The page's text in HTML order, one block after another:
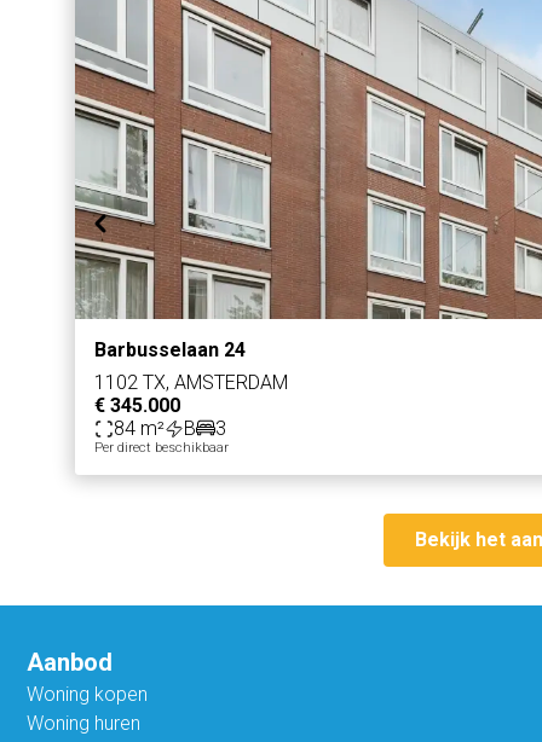
Barbusselaan 24
1102 TX, AMSTERDAM
€ 345.000
84 m²
B 3
Per direct beschikbaar
Bekijk het
Aanbod
Woning kopen
Woning huren